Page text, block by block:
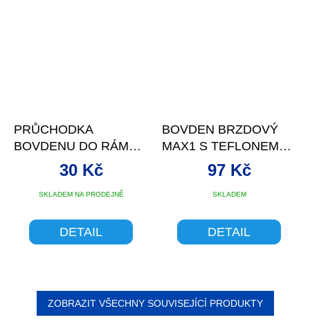
PRŮCHODKA
BOVDENU DO RÁMU
V-BRAKE
SKLADEM NA PRODEJNĚ
30 Kč
DETAIL
BOVDEN BRZDOVÝ
MAX1 S TEFLONEM
5MM ČERVENÝ
SKLADEM
97 Kč
DETAIL
ZOBRAZIT VŠECHNY SOUVISEJÍCÍ PRODUKTY